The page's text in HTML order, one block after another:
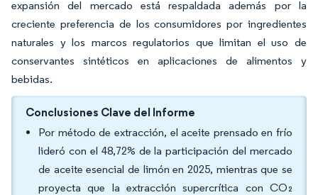
expansión del mercado está respaldada además por la
creciente preferencia de los consumidores por ingredientes
naturales y los marcos regulatorios que limitan el uso de
conservantes sintéticos en aplicaciones de alimentos y
bebidas.
Conclusiones Clave del Informe
Por método de extracción, el aceite prensado en frío
lideró con el 48,72% de la participación del mercado
de aceite esencial de limón en 2025, mientras que se
proyecta que la extracción supercrítica con CO₂